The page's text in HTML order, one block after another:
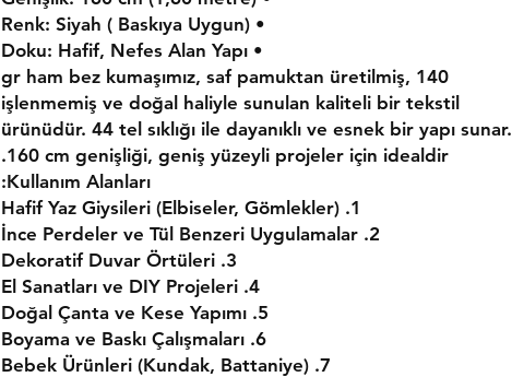
• Renk: Siyah ( Baskıya Uygun)
• Doku: Hafif, Nefes Alan Yapı
140 gr ham bez kumaşımız, saf pamuktan üretilmiş,
işlenmemiş ve doğal haliyle sunulan kaliteli bir tekstil
ürünüdür. 44 tel sıklığı ile dayanıklı ve esnek bir yapı sunar.
160 cm genişliği, geniş yüzeyli projeler için idealdir.
Kullanım Alanları:
1. Hafif Yaz Giysileri (Elbiseler, Gömlekler)
2. İnce Perdeler ve Tül Benzeri Uygulamalar
3. Dekoratif Duvar Örtüleri
4. El Sanatları ve DIY Projeleri
5. Doğal Çanta ve Kese Yapımı
6. Boyama ve Baskı Çalışmaları
7. Bebek Ürünleri (Kundak, Battaniye)